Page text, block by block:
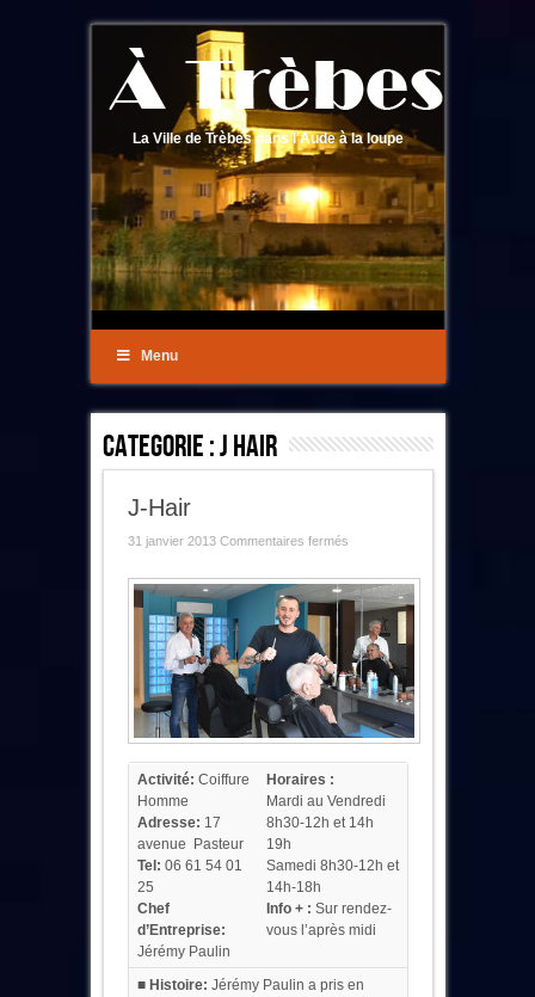
La Ville de Trèbes dans l'Aude à la loupe
Menu
Categorie :J Hair
J-Hair
31 janvier 2013 Commentaires ferméssur
Activité: Coiffure
Homme
Adresse: 17
avenue Pasteur
Tel: 06 61 54 01
25
Chef
d’Entreprise:
Jérémy Paulin
Horaires :
Mardi au Vendredi
8h30-12h et 14h
19h
Samedi 8h30-12h et
14h-18h
Info + : Sur rendez-
vous l’après midi
■ Histoire: Jérémy Paulin a pris en